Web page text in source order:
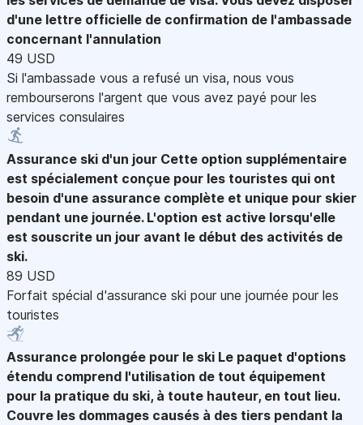
d'une lettre officielle de confirmation de l'ambassade
concernant l'annulation
49 USD
Si l'ambassade vous a refusé un visa, nous vous
rembourserons l'argent que vous avez payé pour les
services consulaires
Assurance ski d'un jour Cette option supplémentaire
est spécialement conçue pour les touristes qui ont
besoin d'une assurance complète et unique pour skier
pendant une journée. L'option est active lorsqu'elle
est souscrite un jour avant le début des activités de
ski.
89 USD
Forfait spécial d'assurance ski pour une journée pour les
touristes
Assurance prolongée pour le ski Le paquet d'options
étendu comprend l'utilisation de tout équipement
pour la pratique du ski, à toute hauteur, en tout lieu.
Couvre les dommages causés à des tiers pendant la